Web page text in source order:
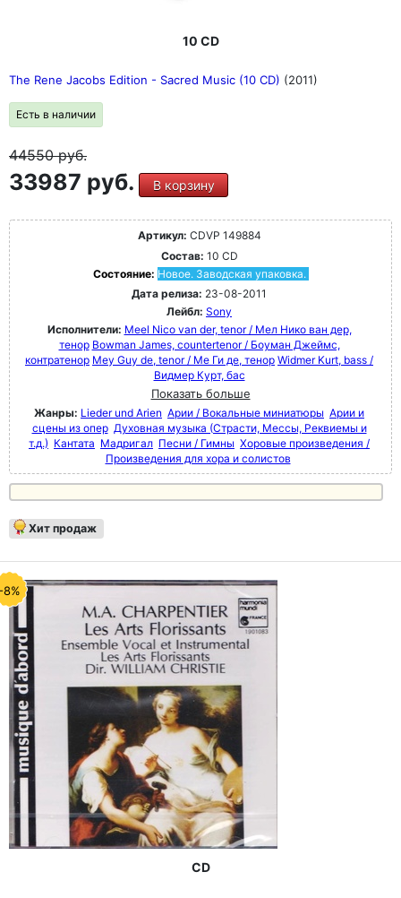
10 CD
The Rene Jacobs Edition - Sacred Music (10 CD) (2011)
Есть в наличии
44550руб.
33987 руб. В корзину
Артикул: CDVP 149884
Состав: 10 CD
Состояние: Новое. Заводская упаковка.
Дата релиза: 23-08-2011
Лейбл: Sony
Исполнители: Meel Nico van der, tenor / Мел Нико ван дер,
тенор Bowman James, countertenor / Боуман Джеймс,
контратенор Mey Guy de, tenor / Ме Ги де, тенор Widmer Kurt, bass /
Видмер Курт, бас
Показать больше
Жанры: Lieder und Arien Арии / Вокальные миниатюры Арии и
сцены из опер Духовная музыка (Страсти, Мессы, Реквиемы и
т.д.) Кантата Мадригал Песни / Гимны Хоровые произведения /
Произведения для хора и солистов
Хит продаж
8%
CD